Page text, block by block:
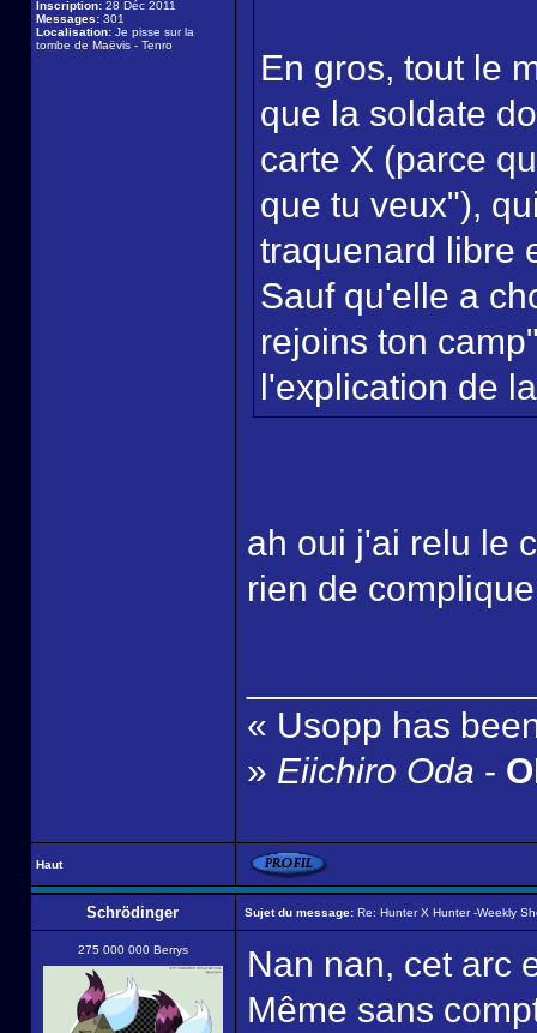
Inscription: 28 Déc 2011
Messages: 301
Localisation: Je pisse sur la
tombe de Maëvis - Tenro
En gros, tout le
que la soldate
carte X (parce
que tu veux"),
traquenard libre
Sauf qu'elle a
rejoins ton
l'explication de
ah oui j'ai relu le
rien de
« Usopp has
» Eiichiro Oda -
Haut
Schrödinger Sujet du message: Re: Hunter X Hunter -Weekly
275 000 000 Berrys
Nan nan, cet arc
Même sans